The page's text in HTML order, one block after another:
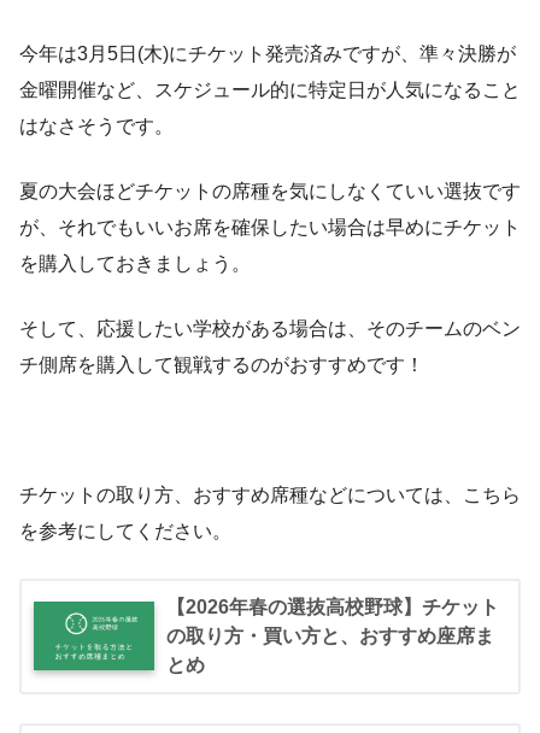
今年は3月5日(木)にチケット発売済みですが、準々決勝が
金曜開催など、スケジュール的に特定日が人気になること
はなさそうです。
夏の大会ほどチケットの席種を気にしなくていい選抜です
が、それでもいいお席を確保したい場合は早めにチケット
を購入しておきましょう。
そして、応援したい学校がある場合は、そのチームのベン
チ側席を購入して観戦するのがおすすめです！
チケットの取り方、おすすめ席種などについては、こちら
を参考にしてください。
【2026年春の選抜高校野球】チケット
の取り方・買い方と、おすすめ座席ま
とめ